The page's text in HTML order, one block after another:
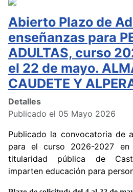
Abierto Plazo de
enseñanzas para
ADULTAS, curso
el 22 de mayo.
CAUDETE Y
Detalles
Publicado el 05 Mayo 2026
Publicado la convocatoria de
para el curso 2026-2027
titularidad pública de
imparten educación para